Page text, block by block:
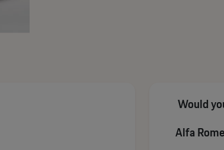
Would
Alfa